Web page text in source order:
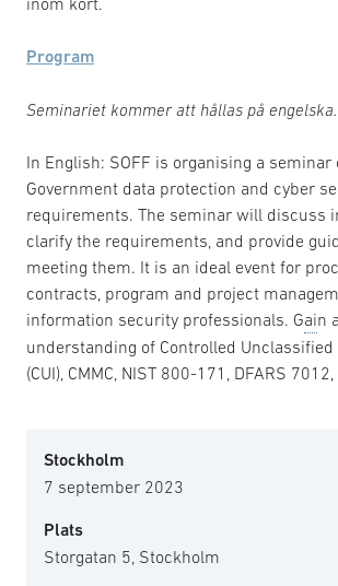
Program
Seminariet kommer att hållas på engelska.
In English: SOFF is organising a seminar
Government data protection and cyber
requirements. The seminar will discuss
clarify the requirements, and provide
meeting them. It is an ideal event for
contracts, program and project
information security professionals. Gain
understanding of Controlled
(CUI), CMMC, NIST 800-171, DFARS
Stockholm
7 september 2023
Plats
Storgatan 5, Stockholm